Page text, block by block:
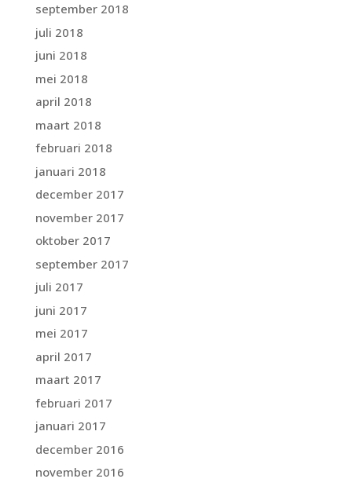
september 2018
juli 2018
juni 2018
mei 2018
april 2018
maart 2018
februari 2018
januari 2018
december 2017
november 2017
oktober 2017
september 2017
juli 2017
juni 2017
mei 2017
april 2017
maart 2017
februari 2017
januari 2017
december 2016
november 2016